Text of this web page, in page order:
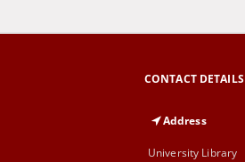
CONTACT DETAILS
Address
University Library